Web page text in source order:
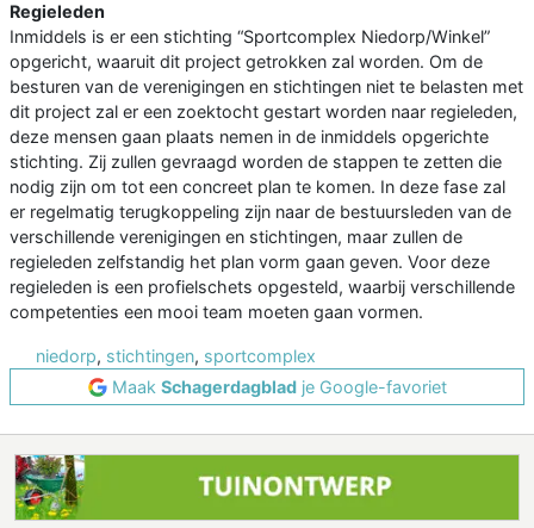
Regieleden
Inmiddels is er een stichting “Sportcomplex Niedorp/Winkel”
opgericht, waaruit dit project getrokken zal worden. Om de
besturen van de verenigingen en stichtingen niet te belasten met
dit project zal er een zoektocht gestart worden naar regieleden,
deze mensen gaan plaats nemen in de inmiddels opgerichte
stichting. Zij zullen gevraagd worden de stappen te zetten die
nodig zijn om tot een concreet plan te komen. In deze fase zal
er regelmatig terugkoppeling zijn naar de bestuursleden van de
verschillende verenigingen en stichtingen, maar zullen de
regieleden zelfstandig het plan vorm gaan geven. Voor deze
regieleden is een profielschets opgesteld, waarbij verschillende
competenties een mooi team moeten gaan vormen.
niedorp, stichtingen, sportcomplex
Maak Schagerdagbladje Google-favoriet